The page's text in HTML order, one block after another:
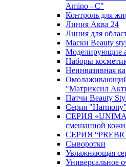
Amino - C"
Контроль для
Линия Аква 24
Линия для
Маски Beauty
Моделирующие
Наборы
Неинвазивная
Омолаживающий
"Матриксил
Патчи Beauty
Серия
СЕРИЯ
смешанной кожи
СЕРИЯ
Сыворотки
Увлажняющая
Универсальное